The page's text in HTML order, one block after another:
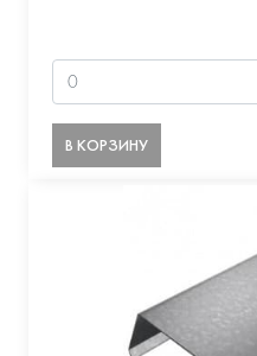
В КОРЗИНУ